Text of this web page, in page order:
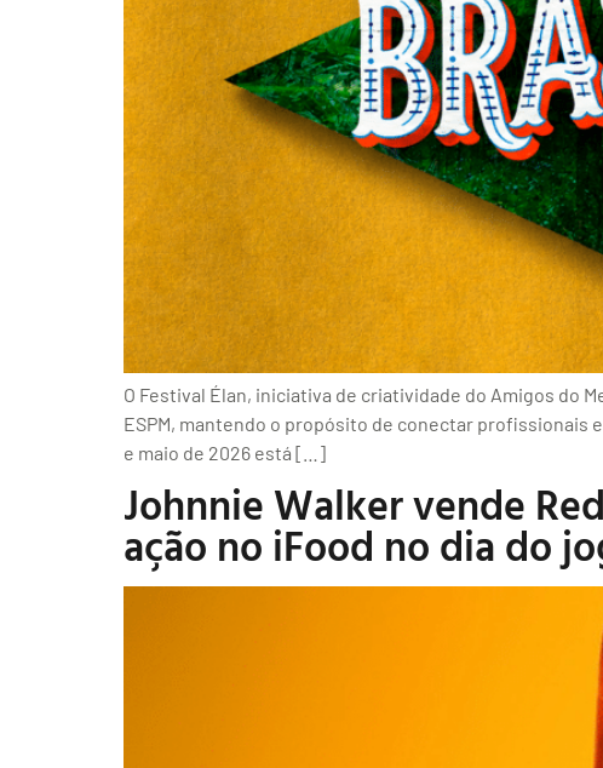
O Festival Élan, iniciativa de criatividade do Amigos do
ESPM, mantendo o propósito de conectar
e maio de 2026 está […]
Johnnie Walker vende
ação no iFood no dia do